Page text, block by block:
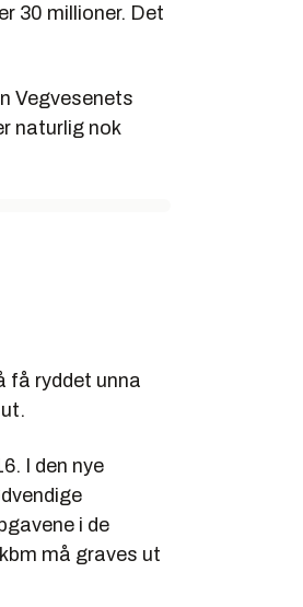
30 millioner. Det
Vegvesenets
naturlig nok
få ryddet unna
I den nye
i de
må graves ut